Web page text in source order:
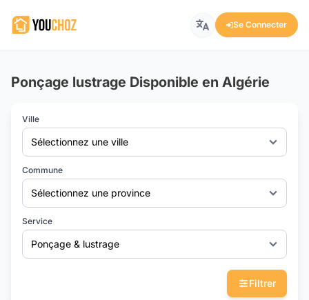
Se Connecter
Ponçage lustrage Disponible en Algérie
Ville
Sélectionnez une ville
Commune
Sélectionnez une province
Service
Ponçage & lustrage
Filtrer